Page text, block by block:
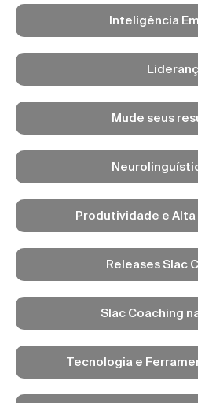
Inteligência
Mude seus
Produtividade e
Releases Slac
Slac Coaching
Tecnologia e